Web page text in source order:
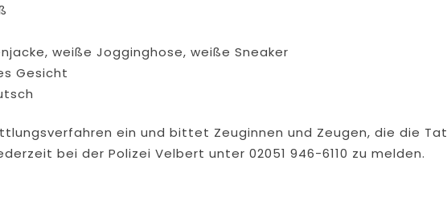
weiße Jogginghose, weiße Sneaker
Gesicht
ein und bittet Zeuginnen und Zeugen, die die Tat
bei der Polizei Velbert unter 02051 946-6110 zu melden.